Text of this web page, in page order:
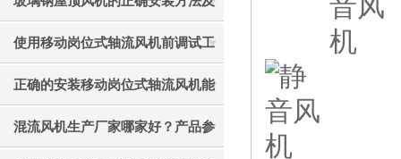
实用操作技巧分享
使用移动岗位式轴流风机前调试工
作别忘了
正确的安装移动岗位式轴流风机能
让其更好的发挥作用
混流风机生产厂家哪家好？产品参